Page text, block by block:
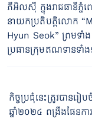
ភីអិលស៊ី ក្នុងរាជធានីភ្
នាយកប្រតិបត្តិលោក
Hyun Seok” ព្រមទាំ
ប្រធានក្រុមឥណទានទាំ
កិច្ចប្រជុំនេះត្រូវបាន
ឆ្នាំ២០២៤ ពង្រឹងផែន